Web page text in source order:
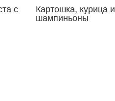
с Картошка, курица и
шампиньоны